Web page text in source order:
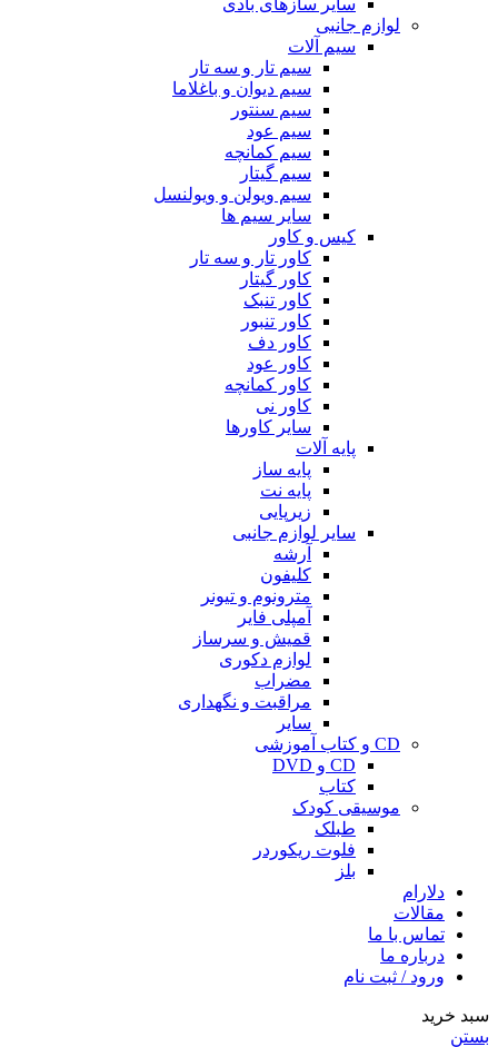
لوازم جانبی
سیم آلات
سیم تار و سه تار
سیم دیوان و باغلاما
سیم سنتور
سیم عود
سیم کمانچه
سیم گیتار
سیم ویولن و ویولنسل
سایر سیم ها
کیس و کاور
کاور تار و سه تار
کاور گیتار
کاور تنبک
کاور تنبور
کاور دف
کاور عود
کاور کمانچه
کاور نی
سایر کاورها
پایه آلات
پایه ساز
پایه نت
زیرپایی
سایر لوازم جانبی
آرشه
کلیفون
مترونوم و تیونر
آمپلی فایر
قمیش و سرساز
لوازم دکوری
مضراب
مراقبت و نگهداری
سایر
CD و کتاب آموزشی
CD و DVD
کتاب
موسیقی کودک
طبلک
فلوت ریکوردر
بلز
دلارام
مقالات
تماس با ما
درباره ما
ورود / ثبت نام
سبد خرید
بستن